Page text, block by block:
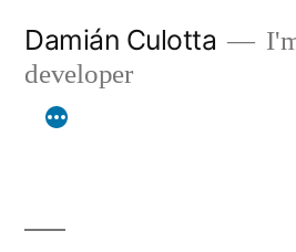
contenido
Damián Culotta
developer